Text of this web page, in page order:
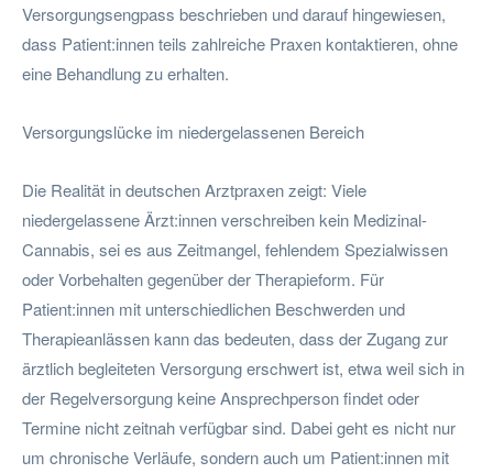
Versorgungsengpass beschrieben und darauf hingewiesen,
dass Patient:innen teils zahlreiche Praxen kontaktieren, ohne
eine Behandlung zu erhalten.
Versorgungslücke im niedergelassenen Bereich
Die Realität in deutschen Arztpraxen zeigt: Viele
niedergelassene Ärzt:innen verschreiben kein Medizinal-
Cannabis, sei es aus Zeitmangel, fehlendem Spezialwissen
oder Vorbehalten gegenüber der Therapieform. Für
Patient:innen mit unterschiedlichen Beschwerden und
Therapieanlässen kann das bedeuten, dass der Zugang zur
ärztlich begleiteten Versorgung erschwert ist, etwa weil sich in
der Regelversorgung keine Ansprechperson findet oder
Termine nicht zeitnah verfügbar sind. Dabei geht es nicht nur
um chronische Verläufe, sondern auch um Patient:innen mit